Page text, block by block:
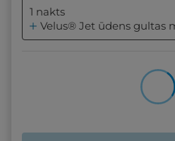
1 nakts
Velus® Jet ūdens gultas